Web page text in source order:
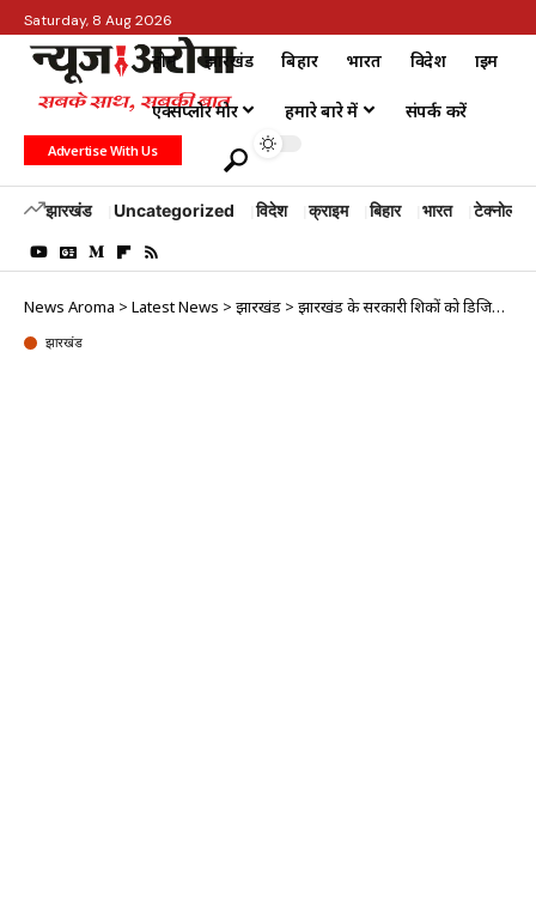
Saturday, 8 Aug 2026
होम झारखंड बिहार भारत विदेश क्राइम
एक्सप्लोर मोर हमारे बारे में संपर्क करें
Advertise With Us
झारखंड Uncategorized विदेश क्राइम बिहार भारत टेक्नोलॉजी
News Aroma > Latest News > झारखंड > झारखंड के सरकारी शिक्षकों को डिजिटल सौगात, सीएम हेमंत सोरेन 28 फरवरी को बांटेंगे…
झारखंड